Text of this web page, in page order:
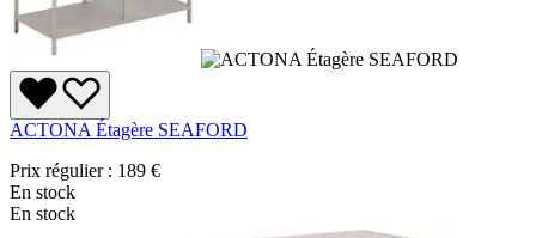
ACTONA Étagère SEAFORD
Prix régulier : 189 €
En stock
En stock